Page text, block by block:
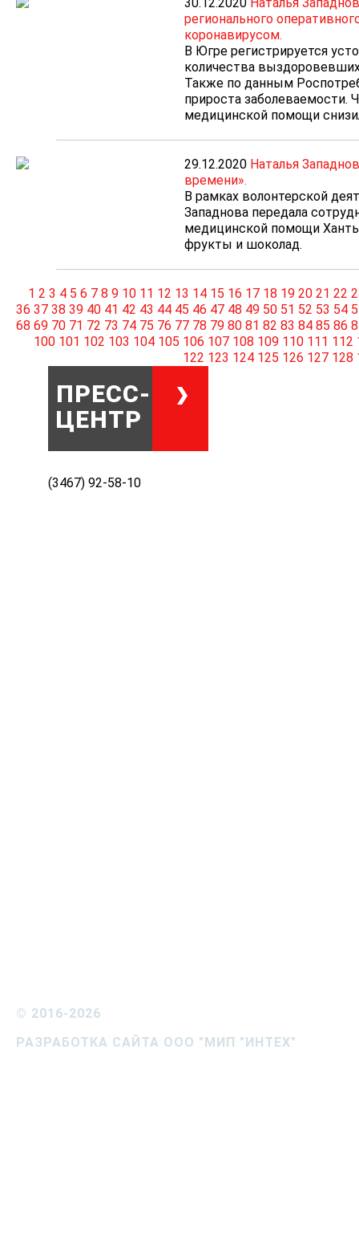
регионального
коронавирусом.
В Югре регистрируется
количества
Также по данным
прироста заболеваемости.
медицинской помощи
29.12.2020 Наталья
времени».
В рамках волонтерской
Западнова передала
медицинской помощи
фрукты и шоколад.
1 2 3 4 5 6 7 8 9 10 11 12 13 14 15 16 17 18 19 20 21 22
36 37 38 39 40 41 42 43 44 45 46 47 48 49 50 51 52 53 54
68 69 70 71 72 73 74 75 76 77 78 79 80 81 82 83 84 85 86
100 101 102 103 104 105 106 107 108 109 110 111 112
122 123 124 125 126 127 128
ПРЕСС-
ЦЕНТР
(3467) 92-58-10
© 2016-2026
РАЗРАБОТКА САЙТА ООО "МИП "ИНТЕХ"